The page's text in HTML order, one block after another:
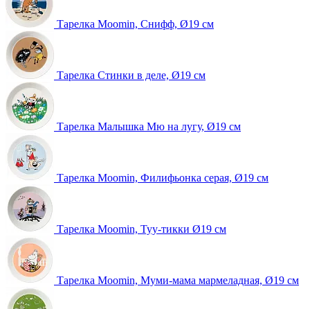
Тарелка Moomin, Снифф, Ø19 см
Тарелка Стинки в деле, Ø19 см
Тарелка Малышка Мю на лугу, Ø19 см
Тарелка Moomin, Филифьонка серая, Ø19 см
Тарелка Moomin, Туу-тикки Ø19 см
Тарелка Moomin, Муми-мама мармеладная, Ø19 см